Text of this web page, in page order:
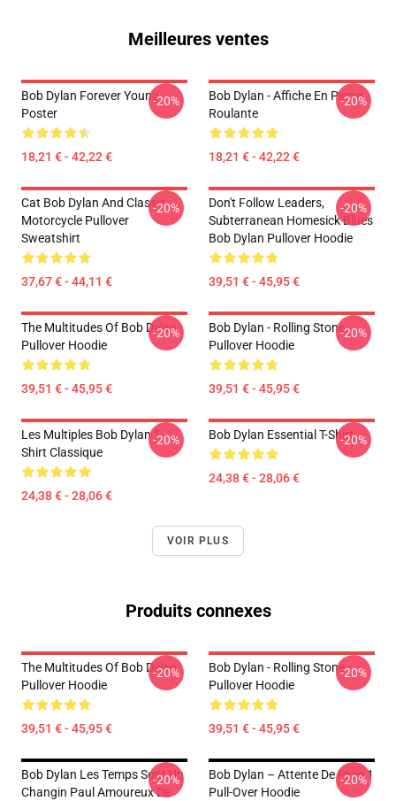
Meilleures ventes
Bob Dylan Forever Young
Poster
18,21 € - 42,22 €
-20%
Bob Dylan - Affiche En Pierre
Roulante
18,21 € - 42,22 €
-20%
Cat Bob Dylan And Classic
Motorcycle Pullover
Sweatshirt
37,67 € - 44,11 €
-20%
Don't Follow Leaders,
Subterranean Homesick Blues
Bob Dylan Pullover Hoodie
39,51 € - 45,95 €
-20%
The Multitudes Of Bob Dylan
Pullover Hoodie
39,51 € - 45,95 €
-20%
Bob Dylan - Rolling Stone
Pullover Hoodie
39,51 € - 45,95 €
-20%
Les Multiples Bob Dylan T-
Shirt Classique
24,38 € - 28,06 €
-20% Bob Dylan Essential T-Shirt
24,38 € - 28,06 €
-20%
VOIR PLUS
Produits connexes
The Multitudes Of Bob Dylan
Pullover Hoodie
39,51 € - 45,95 €
-20%
Bob Dylan - Rolling Stone
Pullover Hoodie
39,51 € - 45,95 €
-20%
Bob Dylan Les Temps Sont Un
Changin Paul Amoureux De
-20%
Bob Dylan – Attente De Pluie 1
Pull-Over Hoodie
-20%